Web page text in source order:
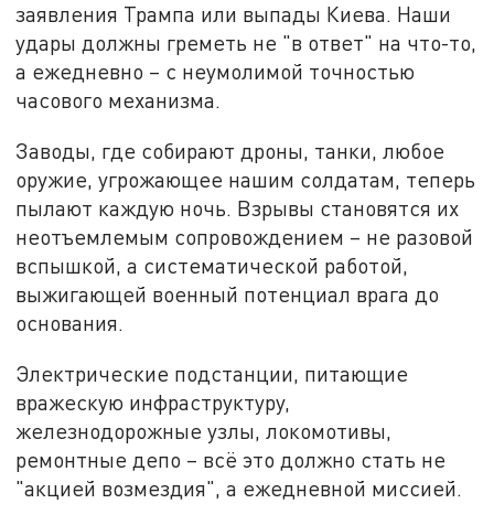
заявления Трампа или выпады Киева. Наши
удары должны греметь не "в ответ" на что-то,
а ежедневно – с неумолимой точностью
часового механизма.
Заводы, где собирают дроны, танки, любое
оружие, угрожающее нашим солдатам, теперь
пылают каждую ночь. Взрывы становятся их
неотъемлемым сопровождением – не разовой
вспышкой, а систематической работой,
выжигающей военный потенциал врага до
основания.
Электрические подстанции, питающие
вражескую инфраструктуру,
железнодорожные узлы, локомотивы,
ремонтные депо – всё это должно стать не
"акцией возмездия", а ежедневной миссией.